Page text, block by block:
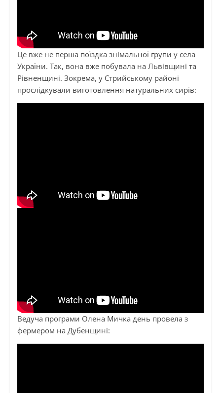
Це вже не перша поїздка знімальної групи у села
України. Так, вона вже побувала на Львівщині та
Рівненщині. Зокрема, у Стрийському районі
прослідкували виготовлення натуральних сирів:
Ведуча програми Олена Мичка день провела з
фермером на Дубенщині: